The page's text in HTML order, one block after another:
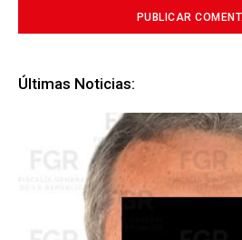
Últimas Noticias: